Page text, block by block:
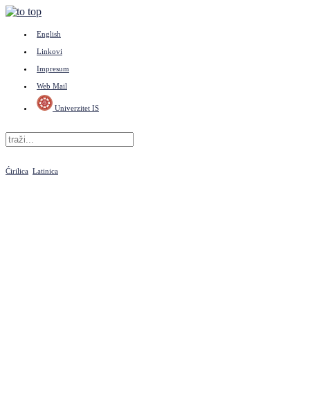
English
Linkovi
Impresum
Web Mail
Univerzitet IS
Ćirilica Latinica